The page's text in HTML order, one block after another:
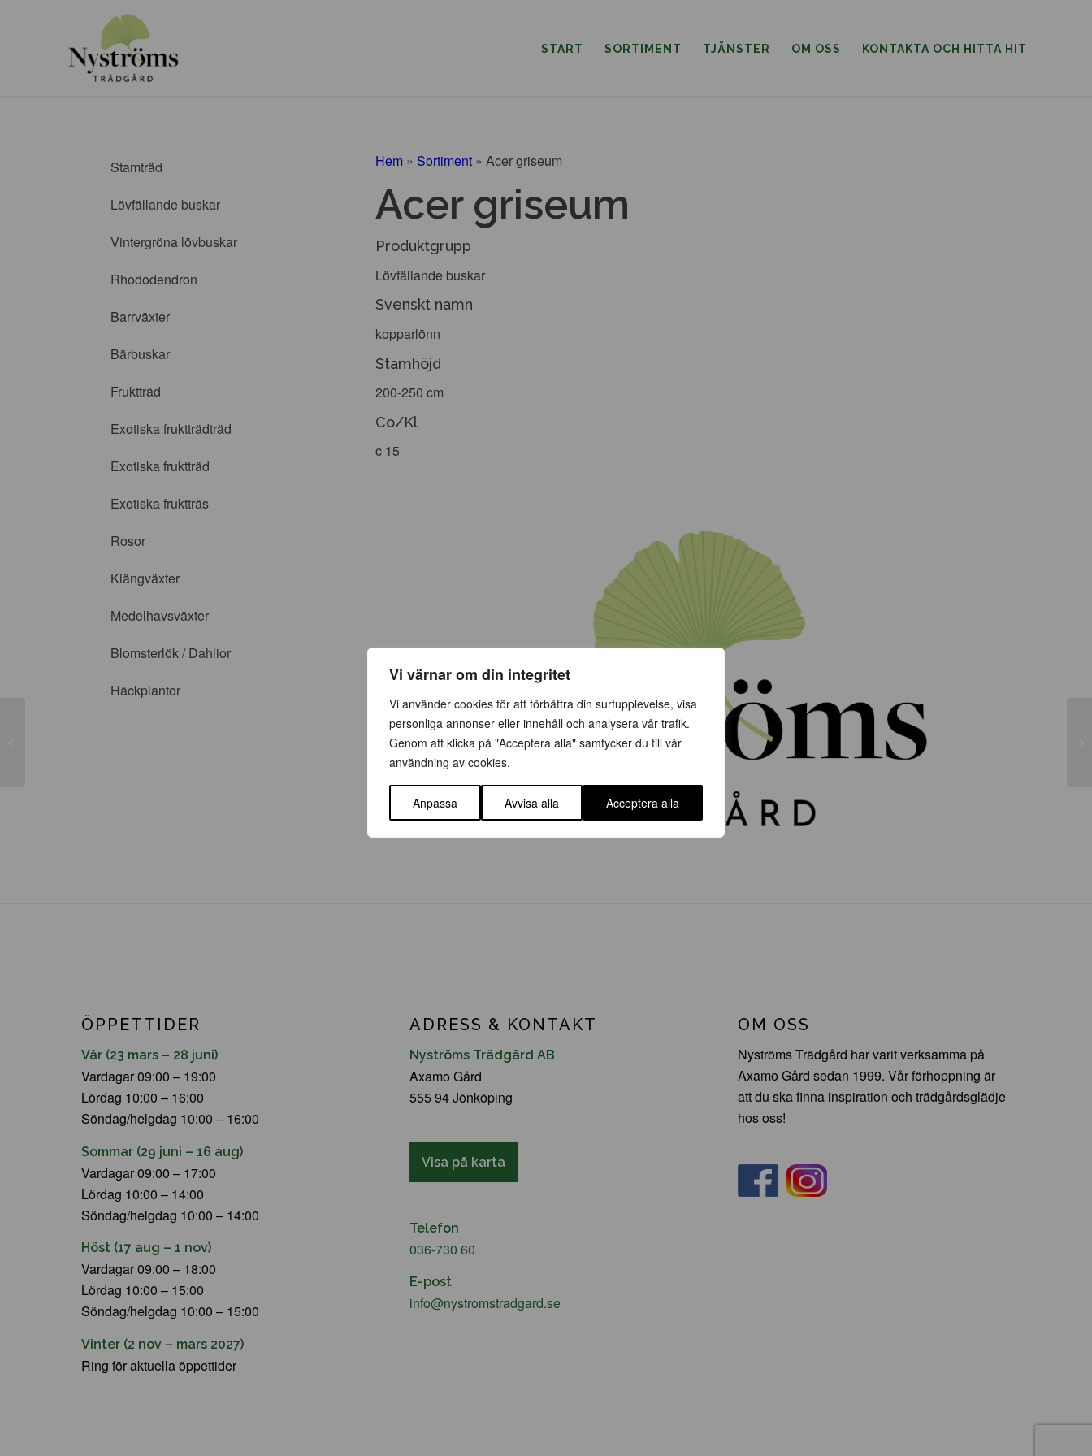
Vi värnar om din integritet
Vi använder cookies för att förbättra din surfupplevelse, visa
personliga annonser eller innehåll och analysera vår trafik.
Genom att klicka på "Acceptera alla" samtycker du till vår
användning av cookies.
Anpassa Avvisa alla Acceptera alla
START SORTIMENT TJÄNSTER OM OSS KONTAKTA OCH HITTA HIT
Stamträd
Lövfällande buskar
Vintergröna lövbuskar
Rhododendron
Barrväxter
Bärbuskar
Fruktträd
Exotiska fruktträdträd
Exotiska fruktträd
Exotiska fruktträs
Rosor
Klängväxter
Medelhavsväxter
Blomsterlök / Dahlior
Häckplantor
Hem » Sortiment » Acer griseum
Acer griseum
Produktgrupp
Lövfällande buskar
Svenskt namn
kopparlönn
Stamhöjd
200-250 cm
Co/Kl
c 15
ÖPPETTIDER
Vår (23 mars – 28 juni)
Vardagar 09:00 – 19:00
Lördag 10:00 – 16:00
Söndag/helgdag 10:00 – 16:00
Sommar (29 juni – 16 aug)
Vardagar 09:00 – 17:00
Lördag 10:00 – 14:00
Söndag/helgdag 10:00 – 14:00
Höst (17 aug – 1 nov)
Vardagar 09:00 – 18:00
Lördag 10:00 – 15:00
Söndag/helgdag 10:00 – 15:00
Vinter (2 nov – mars 2027)
Ring för aktuella öppettider
ADRESS & KONTAKT
Nyströms Trädgård AB
Axamo Gård
555 94 Jönköping
Visa på karta
Telefon
036-730 60
E-post
info@nystromstradgard.se
OM OSS
Nyströms Trädgård har varit verksamma på
Axamo Gård sedan 1999. Vår förhoppning är
att du ska finna inspiration och trädgårdsglädje
hos oss!